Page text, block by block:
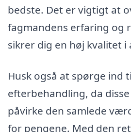
bedste. Det er vigtigt at
fagmandens erfaring og
sikrer dig en høj kvalitet i
Husk også at spørge ind
efterbehandling, da
påvirke den samlede
for pengene. Med den